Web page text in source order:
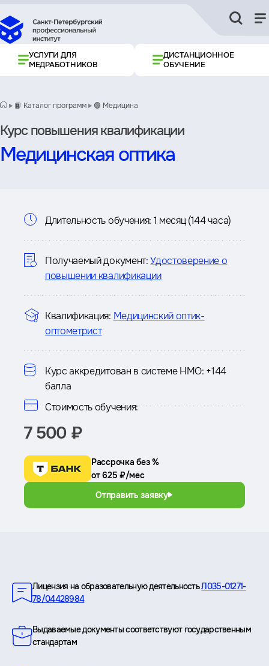
УСЛУГИ ДЛЯ
МЕДРАБОТНИКОВ
ДИСТАНЦИОННОЕ
ОБУЧЕНИЕ
📙 Каталог программ 🟢 Медицина
Курс повышения квалификации
Медицинская оптика
Информация
о
курсе
Длительность обучения: 1 месяц (144 часа)
Получаемый документ: Удостоверение о
повышении квалификации
Квалификация: Медицинский оптик-
оптометрист
Курс аккредитован в системе НМО: +144
балла
Стоимость обучения:
7 500 ₽
Рассрочка без %
от 625 ₽/мес
Отправить заявку
Лицензия на образовательную деятельностьЛ035-01271-
78/04428984
Выдаваемые документы соответствуют государственным
стандартам